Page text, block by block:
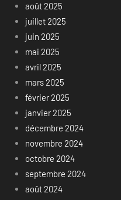
août 2025
juillet 2025
juin 2025
mai 2025
avril 2025
mars 2025
février 2025
janvier 2025
décembre 2024
novembre 2024
octobre 2024
septembre 2024
août 2024